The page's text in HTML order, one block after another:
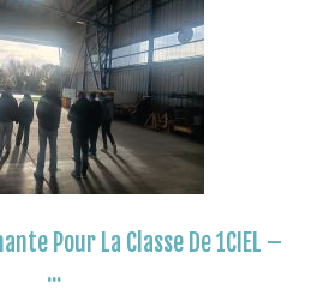
Pour La Classe De 1CIEL –
...